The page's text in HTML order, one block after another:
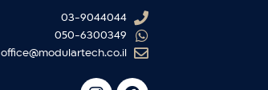
03-9044044
050-6300349
office@modulartech.co.il